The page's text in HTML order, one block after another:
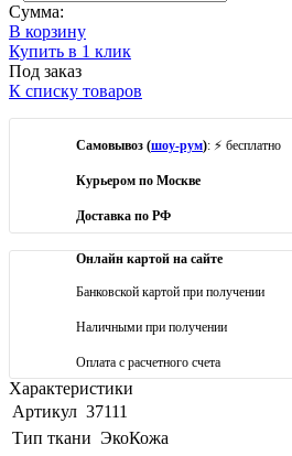
Сумма:
В корзину
Купить в 1 клик
Под заказ
К списку товаров
Самовывоз (шоу-рум): ⚡ бесплатно
Курьером по Москве
Доставка по РФ
Онлайн картой на сайте
Банковской картой при получении
Наличными при получении
Оплата с расчетного счета
Характеристики
Артикул 37111
Тип ткани ЭкоКожа